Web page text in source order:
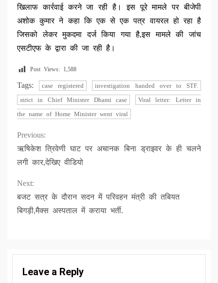
खिलाफ कार्रवाई करने जा रही है। इस पूरे मामले पर बीजेपी
अशोक कुमार ने कहा कि एक से एक पत्र वायरल हो रहा है
जिसको लेकर मुकदमा दर्ज किया गया है,इस मामले की जांच
एसटीएफ के द्वारा की जा रही है।
Post Views: 1,588
Tags: case registered
investigation handed over to STF.
strict in Chief Minister Dhami case
Viral letter: Letter in
the name of Home Minister went viral
Continue
Reading
Previous:
ऋषिकेश त्रिवेणी घाट पर अचानक बिना ड्राइवर के ही चलने
लगी कार,देखिए वीडियो
Next:
बजट सत्र के दौरान सदन में परिवहन मंत्री की तबियत
बिगड़ी,मैक्स अस्पताल में कराया भर्ती.
Leave a Reply